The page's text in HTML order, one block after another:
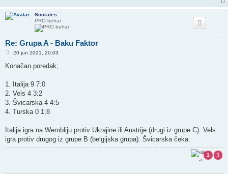
Socrates
PRO behar
Re: Grupa A - Baku Faktor
P
s
20 jun 2021, 20:03
Konačan poredak;
1. Italija 9 7:0
2. Vels 4 3:2
3. Švicarska 4 4:5
4. Turska 0 1:8
Italija igra na Wembliju protiv Ukrajine ili Austrije (drugi iz grupe C). Vels
igra protiv drugog iz grupe B (belgijska grupa). Švicarska čeka.
1
1